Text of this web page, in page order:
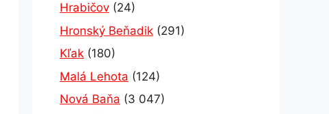
Hrabičov (24)
Hronský Beňadik (291)
Kľak (180)
Malá Lehota (124)
Nová Baňa (3 047)